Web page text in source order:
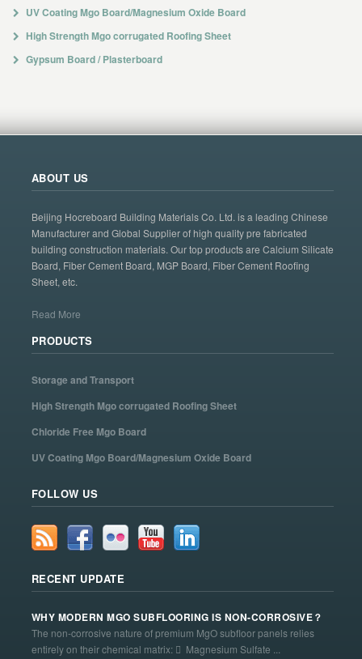
UV Coating Mgo Board/Magnesium Oxide Board
High Strength Mgo corrugated Roofing Sheet
Gypsum Board / Plasterboard
ABOUT US
Beijing Hocreboard Building Materials Co. Ltd. is a leading Chinese
Manufacturer and Global Supplier of high quality pre fabricated
building construction materials. Our top products are Calcium Silicate
Board, Fiber Cement Board, MGP Board, Fiber Cement Roofing
Sheet, etc.
Read More
PRODUCTS
Storage and Transport
High Strength Mgo corrugated Roofing Sheet
Chloride Free Mgo Board
UV Coating Mgo Board/Magnesium Oxide Board
FOLLOW US
RECENT UPDATE
WHY MODERN MGO SUBFLOORING IS NON-CORROSIVE？
The non-corrosive nature of premium MgO subfloor panels relies
entirely on their chemical matrix:  Magnesium Sulfate ...